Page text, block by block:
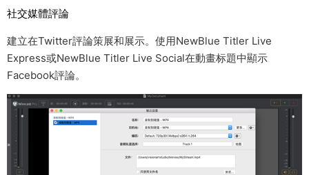
社交媒體評論
建立在Twitter評論策展和展示。使用NewBlue Titler Live
Express或NewBlue Titler Live Social在動畫标題中顯示
Facebook評論。